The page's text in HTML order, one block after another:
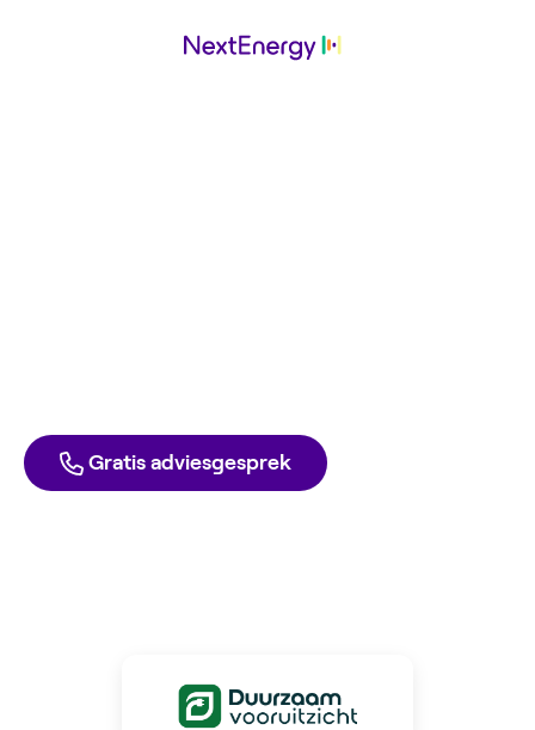
Gratis adviesgesprek